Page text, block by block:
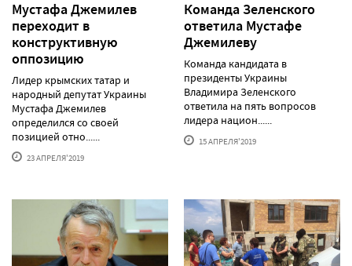
Мустафа Джемилев
переходит в
конструктивную
оппозицию
Лидер крымских татар и
народный депутат Украины
Мустафа Джемилев
определился со своей
позицией отно......
23 АПРЕЛЯ'2019
Команда Зеленского
ответила Мустафе
Джемилеву
Команда кандидата в
президенты Украины
Владимира Зеленского
ответила на пять вопросов
лидера национ......
15 АПРЕЛЯ'2019